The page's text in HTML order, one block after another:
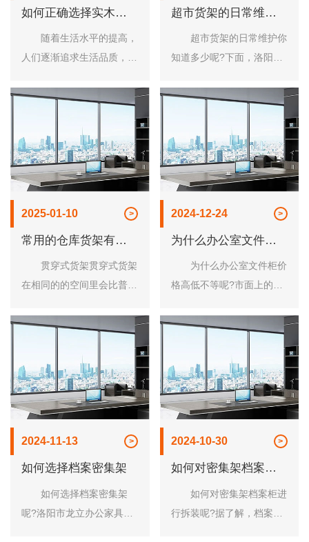
如何正确选择实木办
随着生活水平的提高，
人们逐渐追求生活品质，对
十分追求和高品质。
具的表面，仔细检查抛光面
是否平滑，是否有裂......
超市货架的日常维护
超市货架的日常维护你
知道多少呢?下面，洛阳市
人员这就来跟大家简单的说
合式拆卸构造，装置便当简
单，便于挪动运用......
2025-01-10
常用的仓库货架有哪
些种类呢
贯穿式货架贯穿式货架
在相同的的空间里会比普通
一倍的贮存力，多出的贮存
了各排货架之间的通道，并
将货架兼并在一同......
2024-12-24
为什么办公室文件柜
价格高低不等
为什么办公室文件柜价
格高低不等呢?市面上的文
有上千的，不同的商家价格
这是为什么呢?洛阳市龙立
办公家具有限公司......
2024-11-13
如何选择档案密集架
如何选择档案密集架
呢?洛阳市龙立办公家具有
2024-10-30
如何对密集架档案柜
如何对密集架档案柜进
行拆装呢?据了解，档案柜